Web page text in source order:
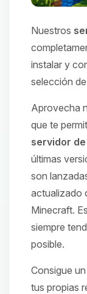
Nuestros
instalar y
selección
Aprovecha
que te
servidor
últimas
son
actualizado
Minecraft.
siempre
posible.
Consigue un
tus propias